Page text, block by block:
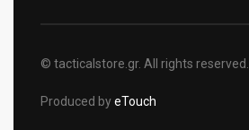
© tacticalstore.gr. All rights reserved.
Produced byeTouch